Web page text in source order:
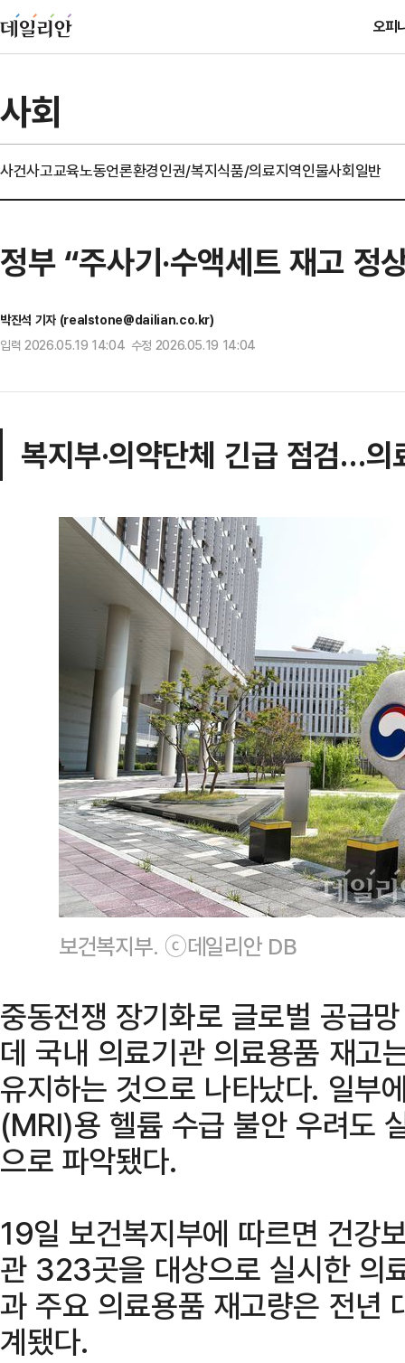
오피
사회
사건사고교육노동언론환경인권/복지식품/의료지역인물사회일반
정부 “주사기·수액세트 재고
박진석 기자 (realstone@dailian.co.kr)
입력 2026.05.19 14:04 수정 2026.05.19 14:04
복지부·의약단체 긴급 점검…
보건복지부. ⓒ데일리안 DB
중동전쟁 장기화로 글로벌 공급
데 국내 의료기관 의료용품 재고
유지하는 것으로 나타났다. 일부
(MRI)용 헬륨 수급 불안 우려도
으로 파악됐다.
19일 보건복지부에 따르면 건강
관 323곳을 대상으로 실시한 의
과 주요 의료용품 재고량은 전
계됐다.